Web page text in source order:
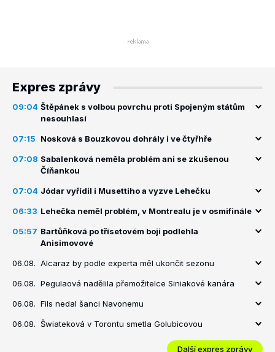
Expres zprávy
09:04 Štěpánek s volbou povrchu proti Spojeným státům
nesouhlasí
07:15 Nosková s Bouzkovou dohrály i ve čtyřhře
07:08 Sabalenková neměla problém ani se zkušenou
Číňankou
07:04 Jódar vyřídil i Musettiho a vyzve Lehečku
06:33 Lehečka neměl problém, v Montrealu je v osmifinále
05:57 Bartůňková po třísetovém boji podlehla
Anisimovové
06.08. Alcaraz by podle experta měl ukončit sezonu
06.08. Pegulaová nadělila přemožitelce Siniakové kanára
06.08. Fils nedal šanci Navonemu
06.08. Šwiateková v Torontu smetla Golubicovou
Další expres zprávy